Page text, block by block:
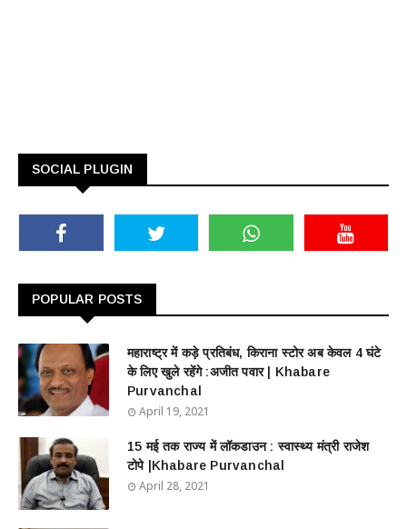
SOCIAL PLUGIN
POPULAR POSTS
महाराष्ट्र में कड़े प्रतिबंध, किराना स्टोर अब केवल 4 घंटे
के लिए खुले रहेंगे :अजीत पवार | Khabare
Purvanchal
April 19, 2021
15 मई तक राज्य में लॉकडाउन : स्वास्थ्य मंत्री राजेश
टोपे |Khabare Purvanchal
April 28, 2021